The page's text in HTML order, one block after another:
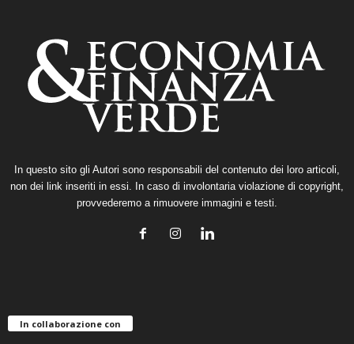
In questo sito gli Autori sono responsabili del contenuto dei loro articoli,
non dei link inseriti in essi. In caso di involontaria violazione di copyright,
provvederemo a rimuovere immagini e testi.
In collaborazione con